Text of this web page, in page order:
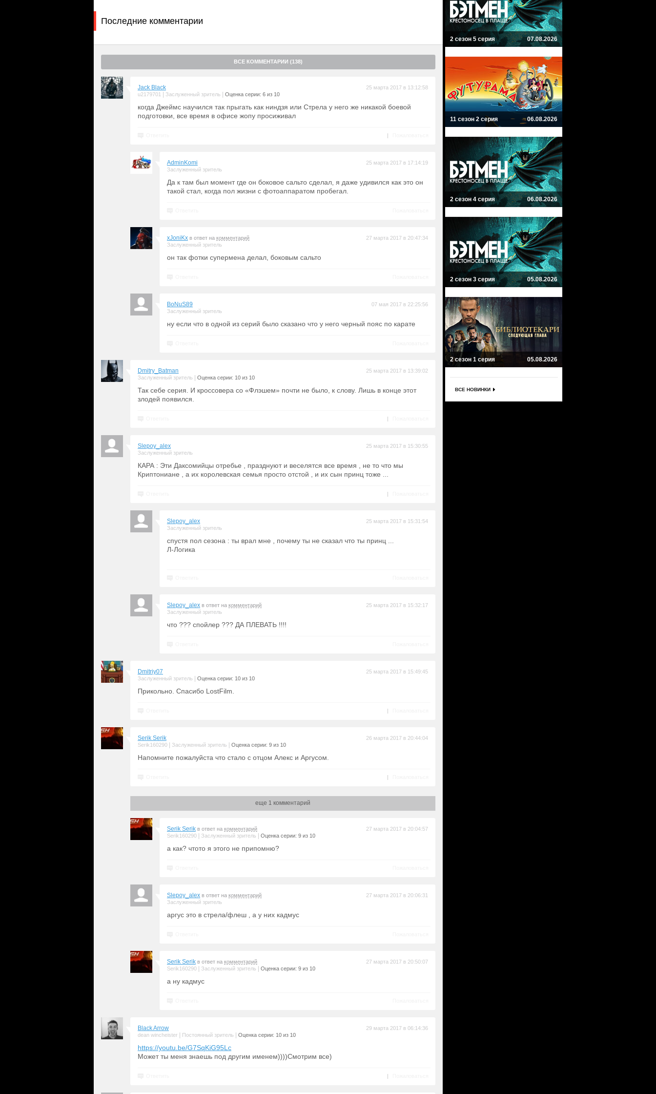
Последние комментарии
ВСЕ КОММЕНТАРИИ (138)
Jack Black
u2179701 Заслуженный зритель Оценка серии: 6 из 10
25 марта 2017 в 13:12:58
когда Джеймс научился так прыгать как ниндзя или Стрела у него же никакой боевой
подготовки, все время в офисе жопу просиживал
|
AdminKomi
Заслуженный зритель
25 марта 2017 в 17:14:19
Да к там был момент где он боковое сальто сделал, я даже удивился как это он
такой стал, когда пол жизни с фотоаппаратом пробегал.
xJoniKx в ответ на комментарий
Заслуженный зритель
27 марта 2017 в 20:47:34
он так фотки супермена делал, боковым сальто
BoNuS89
Заслуженный зритель
07 мая 2017 в 22:25:56
ну если что в одной из серий было сказано что у него черный пояс по карате
Dmitry_Batman
Заслуженный зритель Оценка серии: 10 из 10
25 марта 2017 в 13:39:02
Так себе серия. И кроссовера со «Флэшем» почти не было, к слову. Лишь в конце этот
злодей появился.
|
Slepoy_alex
Заслуженный зритель
25 марта 2017 в 15:30:55
КАРА : Эти Даксомийцы отребье , празднуют и веселятся все время , не то что мы
Криптониане , а их королевская семья просто отстой , и их сын принц тоже ...
|
Slepoy_alex
Заслуженный зритель
25 марта 2017 в 15:31:54
спустя пол сезона : ты врал мне , почему ты не сказал что ты принц ...
Л-Логика
Slepoy_alex в ответ на комментарий
Заслуженный зритель
25 марта 2017 в 15:32:17
что ??? спойлер ??? ДА ПЛЕВАТЬ !!!!
Dmitriy07
Заслуженный зритель Оценка серии: 10 из 10
25 марта 2017 в 15:49:45
Прикольно. Спасибо LostFilm.
|
Serik Serik
Serik160290 Заслуженный зритель Оценка серии: 9 из 10
26 марта 2017 в 20:44:04
Напомните пожалуйста что стало с отцом Алекс и Аргусом.
|
еще 1 комментарий
Serik Serik в ответ на комментарий
Serik160290
Заслуженный зритель Оценка серии: 9 из 10
27 марта 2017 в 20:04:57
а как? чтото я этого не припомню?
Slepoy_alex в ответ на комментарий
Заслуженный зритель
27 марта 2017 в 20:06:31
аргус это в стрела/флеш , а у них кадмус
Serik Serik в ответ на комментарий
Serik160290
Заслуженный зритель Оценка серии: 9 из 10
27 марта 2017 в 20:50:07
а ну кадмус
Black Arrow
dean wincheister Постоянный зритель Оценка серии: 10 из 10
29 марта 2017 в 06:14:36
https://youtu.be/G7SqKiG95Lc
Может ты меня знаешь под другим именем))))Смотрим все)
|
2 сезон 5 серия 07.08.2026
11 сезон 2 серия 06.08.2026
2 сезон 4 серия 06.08.2026
2 сезон 3 серия 05.08.2026
2 сезон 1 серия 05.08.2026
ВСЕ НОВИНКИ